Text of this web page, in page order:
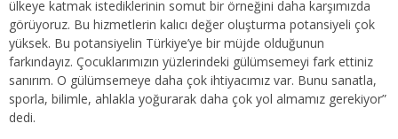
ülkeye katmak istediklerinin somut bir örneğini daha karşımızda
görüyoruz. Bu hizmetlerin kalıcı değer oluşturma potansiyeli çok
yüksek. Bu potansiyelin Türkiye’ye bir müjde olduğunun
farkındayız. Çocuklarımızın yüzlerindeki gülümsemeyi fark ettiniz
sanırım. O gülümsemeye daha çok ihtiyacımız var. Bunu sanatla,
sporla, bilimle, ahlakla yoğurarak daha çok yol almamız gerekiyor”
dedi.